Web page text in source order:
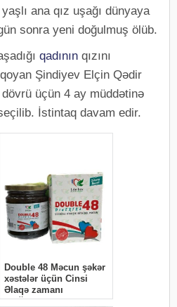
ana qız uşağı dünyaya
sonra yeni doğulmuş ölüb.
qadının qızını
Şindiyev Elçin Qədir
üçün 4 ay müddətinə
İstintaq davam edir.